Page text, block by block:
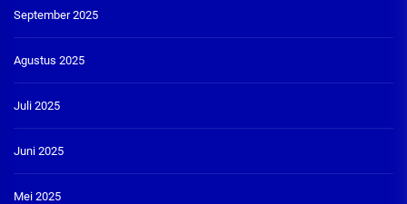
September 2025
Agustus 2025
Juli 2025
Juni 2025
Mei 2025